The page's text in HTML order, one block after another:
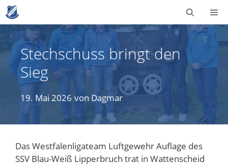
Zum
Inhalt
springen
Stechschuss bringt den
Sieg
19. Mai 2026 von Dagmar
Das Westfalenligateam Luftgewehr Auflage des
SSV Blau-Weiß Lipperbruch trat in Wattenscheid